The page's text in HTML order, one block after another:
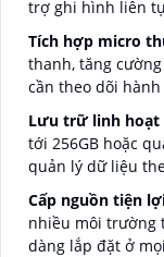
trợ ghi hình liên
Tích hợp micro
thanh, tăng
cần theo dõi
Lưu trữ linh hoạt
tới 256GB hoặc
quản lý dữ liệu
Cấp nguồn tiện
nhiều môi trường
dàng lắp đặt ở